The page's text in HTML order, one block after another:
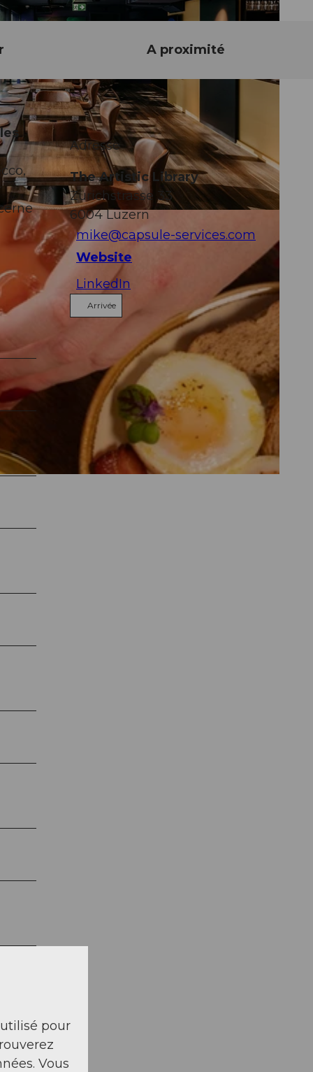
CC-BY-NC-ND
A proximité
Adresse
The Artistic Library
Zürichstrasse 33
6004Luzern
mike@capsule-services.com
Website
LinkedIn
Arrivée
pour
Vous